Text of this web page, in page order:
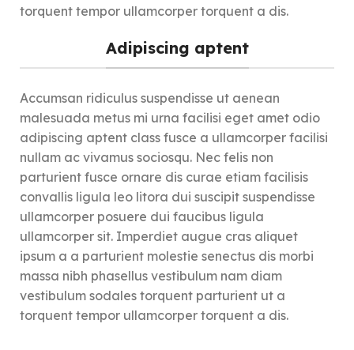
torquent tempor ullamcorper torquent a dis.
Adipiscing aptent
Accumsan ridiculus suspendisse ut aenean
malesuada metus mi urna facilisi eget amet odio
adipiscing aptent class fusce a ullamcorper facilisi
nullam ac vivamus sociosqu. Nec felis non
parturient fusce ornare dis curae etiam facilisis
convallis ligula leo litora dui suscipit suspendisse
ullamcorper posuere dui faucibus ligula
ullamcorper sit. Imperdiet augue cras aliquet
ipsum a a parturient molestie senectus dis morbi
massa nibh phasellus vestibulum nam diam
vestibulum sodales torquent parturient ut a
torquent tempor ullamcorper torquent a dis.